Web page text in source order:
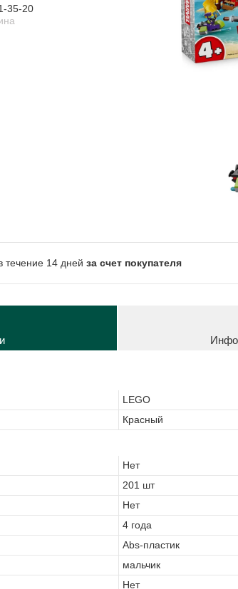
35-20
течение 14 дней за счет покупателя
LEGO
Красный
Нет
201 шт
Нет
4 года
Abs-пластик
мальчик
Нет